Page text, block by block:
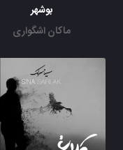
بوشهر
ماکان اشگواری